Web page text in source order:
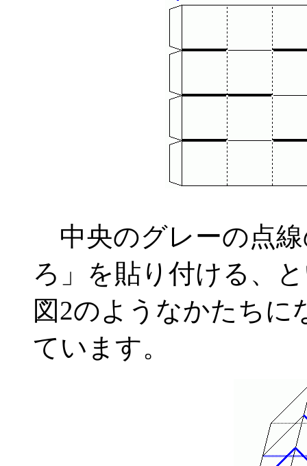
中央のグレーの点
ろ」を貼り付ける、
図2のようなかたちに
ています。